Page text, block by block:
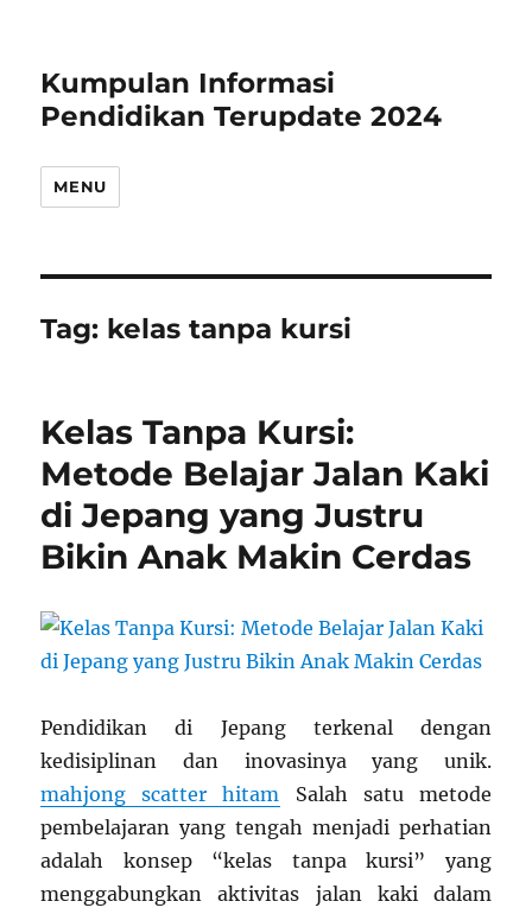
Kumpulan Informasi
Pendidikan Terupdate 2024
MENU
Tag: kelas tanpa kursi
Kelas Tanpa Kursi:
Metode Belajar Jalan Kaki
di Jepang yang Justru
Bikin Anak Makin Cerdas
Pendidikan di Jepang terkenal dengan
kedisiplinan dan inovasinya yang unik.
mahjong scatter hitam Salah satu metode
pembelajaran yang tengah menjadi perhatian
adalah konsep “kelas tanpa kursi” yang
menggabungkan aktivitas jalan kaki dalam